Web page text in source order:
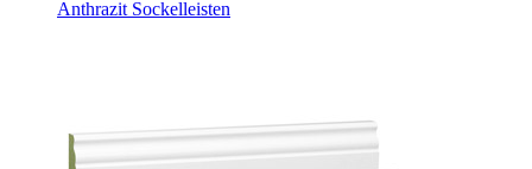
Anthrazit Sockelleisten